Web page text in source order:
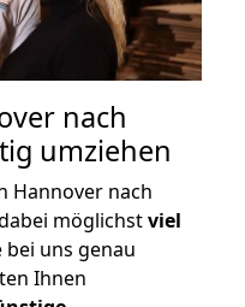
nach
umziehen
Hannover nach
möglichstviel
bei uns genau
Ihnen